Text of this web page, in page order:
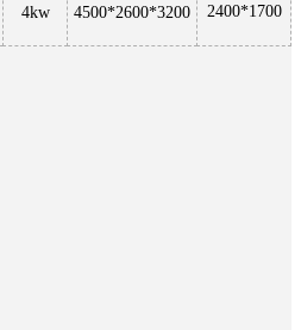
4kw 4500*2600*3200 2400*1700